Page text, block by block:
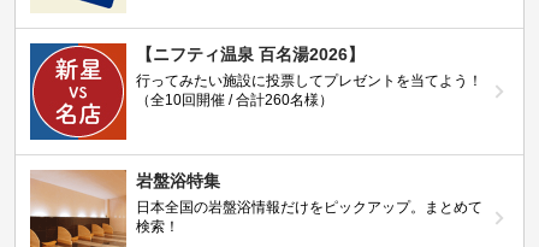
【ニフティ温泉 百名湯2026】
行ってみたい施設に投票してプレゼントを当てよう！
（全10回開催 / 合計260名様）
岩盤浴特集
日本全国の岩盤浴情報だけをピックアップ。まとめて
検索！